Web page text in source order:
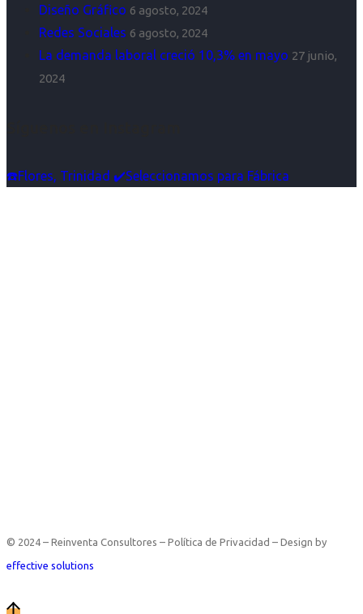
Diseño Gráfico 6 agosto, 2024
Redes Sociales 6 agosto, 2024
La demanda laboral creció 10,3% en mayo 27 junio,
2024
☎️Flores, Trinidad ✔️Seleccionamos para Fábrica
© 2024 – Reinventa Consultores – Política de Privacidad – Design by
effective solutions